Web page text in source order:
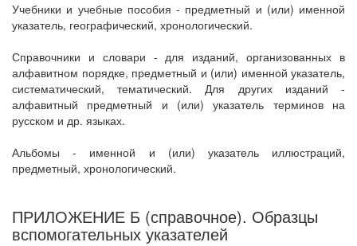
Учебники и учебные пособия - предметный и (или) именной
указатель, географический, хронологический.
Справочники и словари - для изданий, организованных в
алфавитном порядке, предметный и (или) именной указатель,
систематический, тематический. Для других изданий -
алфавитный предметный и (или) указатель терминов на
русском и др. языках.
Альбомы - именной и (или) указатель иллюстраций,
предметный, хронологический.
ПРИЛОЖЕНИЕ Б (справочное). Образцы
вспомогательных указателей